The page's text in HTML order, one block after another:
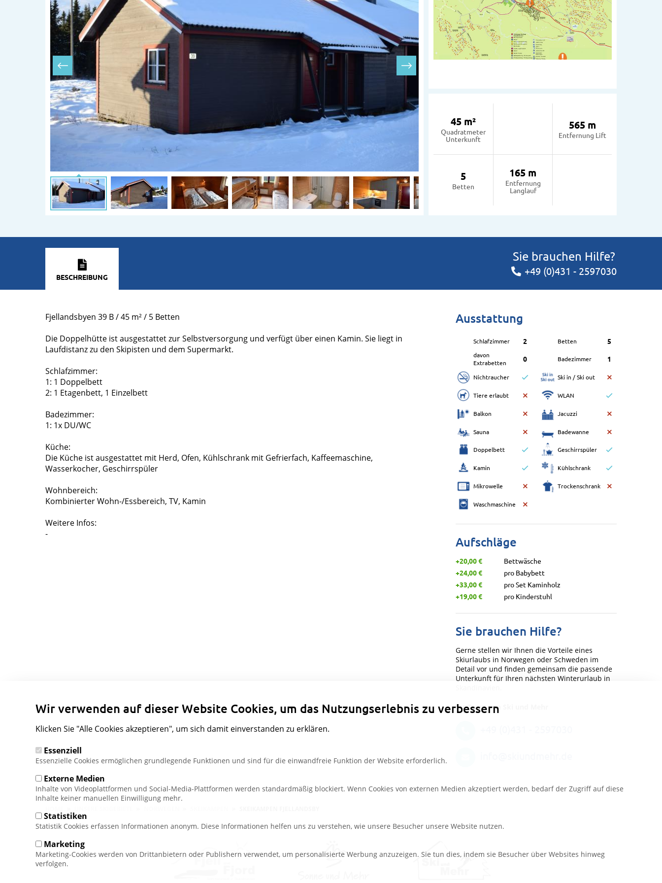
45 m²
Quadratmeter
Unterkunft
565 m
Entfernung Lift
5
Betten
165 m
Entfernung
Langlauf
BESCHREIBUNG
Sie brauchen Hilfe?
+49 (0)431 - 2597030
Fjellandsbyen 39 B / 45 m² / 5 Betten
Die Doppelhütte ist ausgestattet zur Selbstversorgung und verfügt über einen Kamin. Sie liegt in
Laufdistanz zu den Skipisten und dem Supermarkt.
Schlafzimmer:
1: 1 Doppelbett
2: 1 Etagenbett, 1 Einzelbett
Badezimmer:
1: 1x DU/WC
Küche:
Die Küche ist ausgestattet mit Herd, Ofen, Kühlschrank mit Gefrierfach, Kaffeemaschine,
Wasserkocher, Geschirrspüler
Wohnbereich:
Kombinierter Wohn-/Essbereich, TV, Kamin
Weitere Infos:
-
Ausstattung
Schlafzimmer 2 Betten 5
davon
Extrabetten
0 Badezimmer 1
Nichtraucher Ski in / Ski out
Tiere erlaubt WLAN
Balkon Jacuzzi
Sauna Badewanne
Doppelbett Geschirrspüler
Kamin Kühlschrank
Mikrowelle Trockenschrank
Waschmaschine
Aufschläge
+20,00 €
Bettwäsche
+24,00 €
pro Babybett
+33,00 €
pro Set Kaminholz
+19,00 €
pro Kinderstuhl
Sie brauchen Hilfe?
Gerne stellen wir Ihnen die Vorteile eines
Skiurlaubs in Norwegen oder Schweden im
Detail vor und finden gemeinsam die passende
Unterkunft für Ihren nächsten Winterurlaub in
Ihr Team von Ski und Mehr
Pfadnavigation
Wir verwenden auf dieser Website Cookies, um das Nutzungserlebnis zu verbessern
Klicken Sie "Alle Cookies akzeptieren", um sich damit einverstanden zu erklären.
Essenziell
Essenzielle Cookies ermöglichen grundlegende Funktionen und sind für die einwandfreie Funktion der Website erforderlich.
Externe Medien
Inhalte von Videoplattformen und Social-Media-Plattformen werden standardmäßig blockiert. Wenn Cookies von externen Medien akzeptiert werden, bedarf der Zugriff auf diese
Inhalte keiner manuellen Einwilligung mehr.
Statistiken
Statistik Cookies erfassen Informationen anonym. Diese Informationen helfen uns zu verstehen, wie unsere Besucher unsere Website nutzen.
Marketing
Marketing-Cookies werden von Drittanbietern oder Publishern verwendet, um personalisierte Werbung anzuzeigen. Sie tun dies, indem sie Besucher über Websites hinweg
verfolgen.